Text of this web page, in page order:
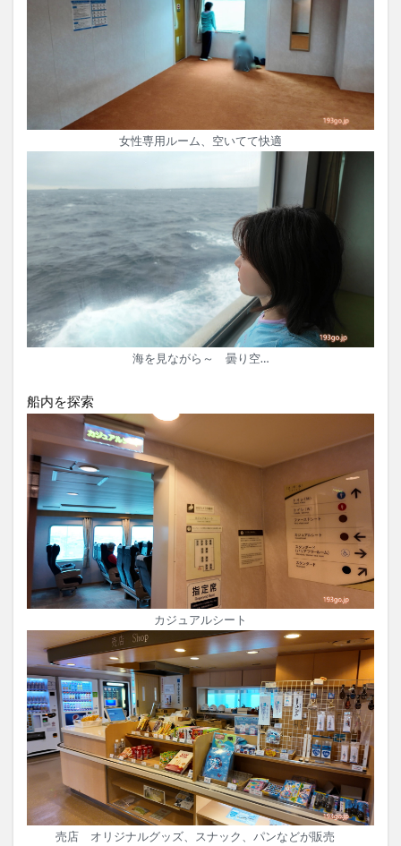
女性専用ルーム、空いてて快適
海を見ながら～ 曇り空…
船内を探索
カジュアルシート
売店 オリジナルグッズ、スナック、パンなどが販売